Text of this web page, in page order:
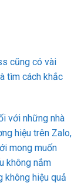
cũng có vài
tìm cách khắc
với những nhà
hiệu trên Zalo,
mong muốn
không nắm
không hiệu quả